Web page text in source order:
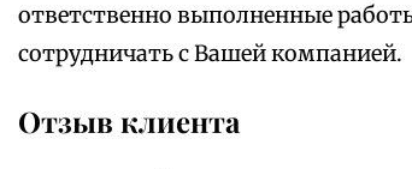
ответственно выполненные
сотрудничать с Вашей компанией.
Отзыв клиента